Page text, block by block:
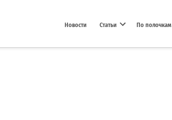
Новости Статьи По полочкам